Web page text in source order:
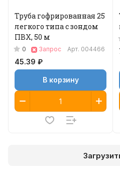
Труба гофрированная 25
легкого типа с зондом
ПВХ, 50 м
0 Запрос Арт. 004466
45.39 ₽
В корзину